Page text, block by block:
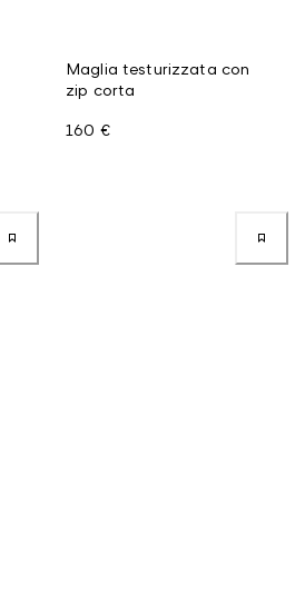
Maglia testurizzata con
zip corta
160 €